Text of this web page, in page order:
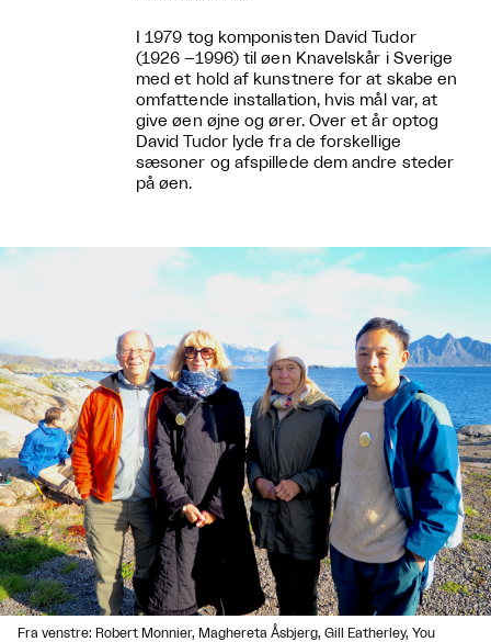
I 1979 tog komponisten David Tudor
(1926 –1996) til øen Knavelskår i Sverige
med et hold af kunstnere for at skabe en
omfattende installation, hvis mål var, at
give øen øjne og ører. Over et år optog
David Tudor lyde fra de forskellige
sæsoner og afspillede dem andre steder
på øen.
Fra venstre: Robert Monnier, Maghereta Åsbjerg, Gill Eatherley, You